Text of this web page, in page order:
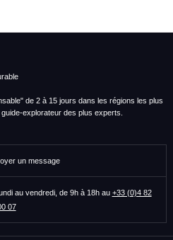
de 2 à 15 jours dans les régions les plus
explorateur des plus experts.
un message
au vendredi, de 9h à 18h au +33 (0)4 82
07